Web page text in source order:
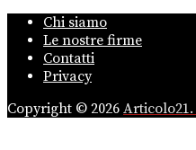
Chi siamo
Le nostre firme
Contatti
Privacy
Copyright © 2026 Articolo21.